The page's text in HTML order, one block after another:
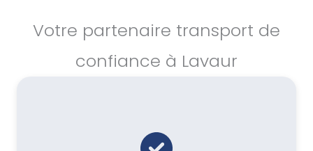
Votre partenaire transport de
confiance à Lavaur